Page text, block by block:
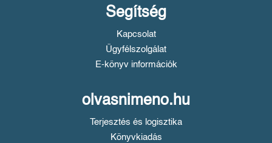
Segítség
Kapcsolat
Ügyfélszolgálat
E-könyv információk
olvasnimeno.hu
Terjesztés és logisztika
Könyvkiadás